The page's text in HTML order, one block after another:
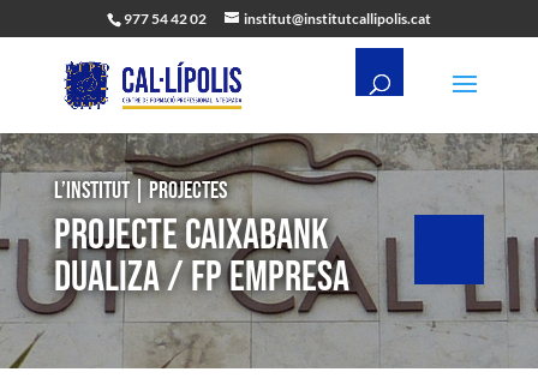
977 54 42 02 institut@institutcallipolis.cat
L’institut | Projectes
Projecte CaixaBank
Dualiza / FP Empresa